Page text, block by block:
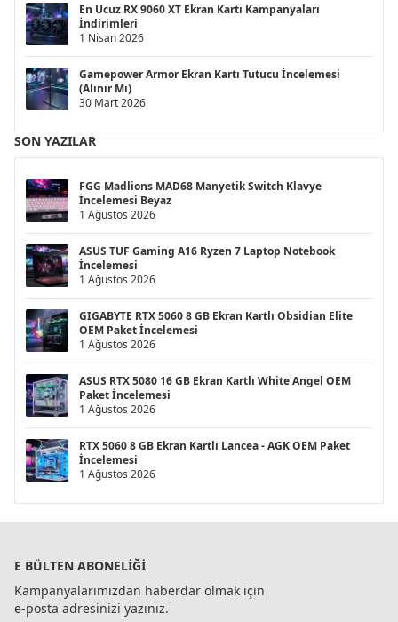
En Ucuz RX 9060 XT Ekran Kartı Kampanyaları
İndirimleri
1 Nisan 2026
Gamepower Armor Ekran Kartı Tutucu İncelemesi
(Alınır Mı)
30 Mart 2026
SON YAZILAR
FGG Madlions MAD68 Manyetik Switch Klavye
İncelemesi Beyaz
1 Ağustos 2026
ASUS TUF Gaming A16 Ryzen 7 Laptop Notebook
İncelemesi
1 Ağustos 2026
GIGABYTE RTX 5060 8 GB Ekran Kartlı Obsidian Elite
OEM Paket İncelemesi
1 Ağustos 2026
ASUS RTX 5080 16 GB Ekran Kartlı White Angel OEM
Paket İncelemesi
1 Ağustos 2026
RTX 5060 8 GB Ekran Kartlı Lancea - AGK OEM Paket
İncelemesi
1 Ağustos 2026
E BÜLTEN ABONELIĞI
Kampanyalarımızdan haberdar olmak için
e-posta adresinizi yazınız.